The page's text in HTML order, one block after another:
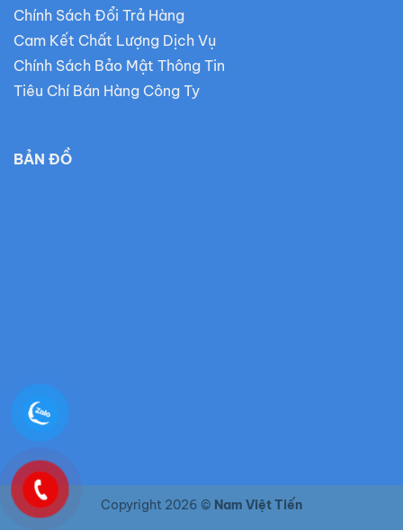
Chính Sách Đổi Trả Hàng
Cam Kết Chất Lượng Dịch Vụ
Chính Sách Bảo Mật Thông Tin
Tiêu Chí Bán Hàng Công Ty
BẢN ĐỒ
Copyright 2026 © Nam Việt Tiến